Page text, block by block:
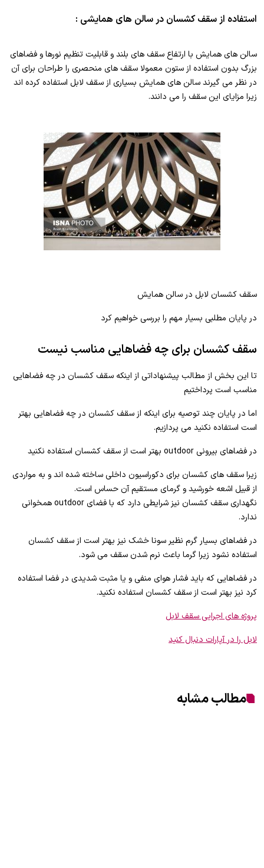
استفاده از سقف کشسان در سالن های همایشی :
سالن های همایش با ارتفاع سقف های بلند و قابلیت تنظیم نورها و فضاهای
بزرگ بدون استفاده از ستون معمولا سقف های منحصری را طراحان برای آن
در نظر می گیرند سالن های همایش بسیاری از سقف لابل استفاده کرده اند
زیرا مزایای این سقف را می دانند.
سقف کشسان لابل در سالن همایش
در پایان مطلبی بسیار مهم را بررسی خواهیم کرد
سقف کشسان برای چه فضاهایی مناسب نیست
تا این بخش از مطالب پیشنهاداتی از اینکه سقف کشسان در چه فضاهایی
مناسب است پرداختیم
اما در پایان چند توصیه برای اینکه از سقف کشسان در چه فضاهایی بهتر
است استفاده نکنید می پردازیم.
در فضاهای بیرونی outdoor بهتر است از سقف کشسان استفاده نکنید
زیرا سقف های کشسان برای دکوراسیون داخلی ساخته شده اند و به مواردی
از قبیل اشعه خورشید و گرمای مستقیم آن حساس است.
نگهداری سقف کشسان نیز شرایطی دارد که با فضای outdoor همخوانی
ندارد.
در فضاهای بسیار گرم نظیر سونا خشک نیز بهتر است از سقف کشسان
استفاده نشود زیرا گرما باعث نرم شدن سقف می شود.
در فضاهایی که باید فشار هوای منفی و یا مثبت شدیدی در فضا استفاده
کرد نیز بهتر است از سقف کشسان استفاده نکنید.
پروژه های اجرایی سقف لابل
لابل را در آپارات دنبال کنید
مطالب مشابه